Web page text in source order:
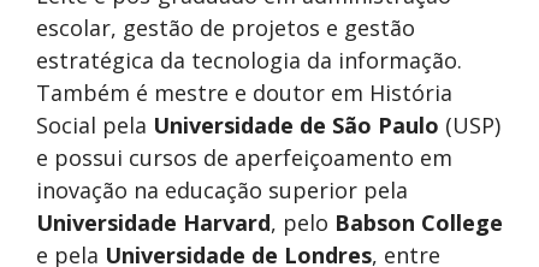
escolar, gestão de projetos e gestão
estratégica da tecnologia da informação.
Também é mestre e doutor em História
Social pela Universidade de São Paulo (USP)
e possui cursos de aperfeiçoamento em
inovação na educação superior pela
Universidade Harvard, pelo Babson College
e pela Universidade de Londres, entre